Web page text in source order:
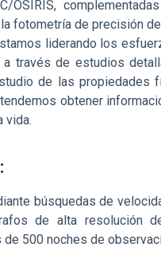
OSIRIS,
fotometría de precisión
liderando los
través de estudios
de las
obtener
vida.
búsquedas de
de alta resolución
de 500 noches de